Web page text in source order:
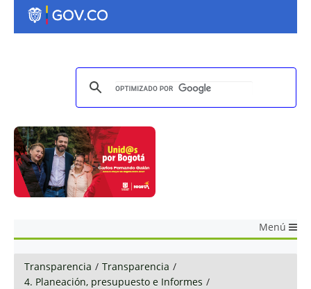
Menú
Transparencia / Transparencia /
4. Planeación, presupuesto e Informes /